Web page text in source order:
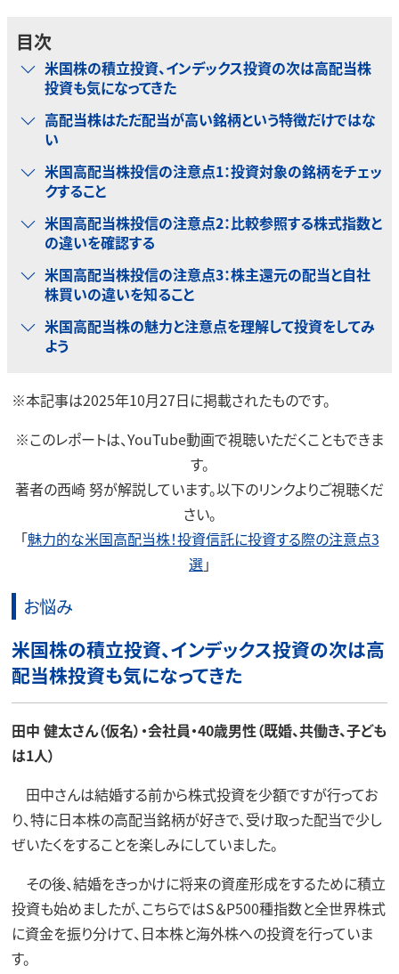
目次
米国株の積立投資、インデックス投資の次は高配当株
投資も気になってきた
高配当株はただ配当が高い銘柄という特徴だけではな
い
米国高配当株投信の注意点1：投資対象の銘柄をチェッ
クすること
米国高配当株投信の注意点2：比較参照する株式指数と
の違いを確認する
米国高配当株投信の注意点3：株主還元の配当と自社
株買いの違いを知ること
米国高配当株の魅力と注意点を理解して投資をしてみ
よう
※本記事は2025年10月27日に掲載されたものです。
※このレポートは、YouTube動画で視聴いただくこともできま
す。
著者の西崎 努が解説しています。以下のリンクよりご視聴くだ
さい。
「魅力的な米国高配当株！投資信託に投資する際の注意点3
選」
お悩み
米国株の積立投資、インデックス投資の次は高
配当株投資も気になってきた
田中 健太さん（仮名）・会社員・40歳男性（既婚、共働き、子ども
は1人）
田中さんは結婚する前から株式投資を少額ですが行ってお
り、特に日本株の高配当銘柄が好きで、受け取った配当で少し
ぜいたくをすることを楽しみにしていました。
その後、結婚をきっかけに将来の資産形成をするために積立
投資も始めましたが、こちらではS＆P500種指数と全世界株式
に資金を振り分けて、日本株と海外株への投資を行っていま
す。